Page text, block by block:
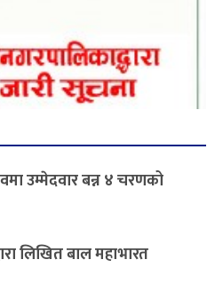
उम्मेदवार बन्न ४ चरणको
लिखित बाल महाभारत